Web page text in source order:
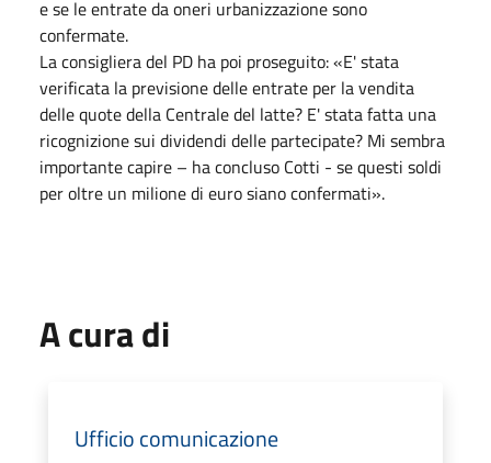
e se le entrate da oneri urbanizzazione sono
confermate.
La consigliera del PD ha poi proseguito: «E' stata
verificata la previsione delle entrate per la vendita
delle quote della Centrale del latte? E' stata fatta una
ricognizione sui dividendi delle partecipate? Mi sembra
importante capire – ha concluso Cotti - se questi soldi
per oltre un milione di euro siano confermati».
A cura di
Ufficio comunicazione